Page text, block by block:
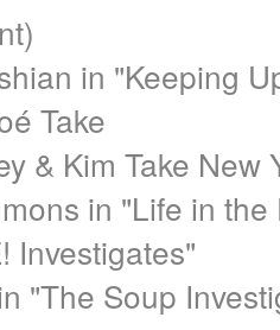
in "Keeping
Take
& Kim Take New
in "Life in
Investigates"
"The Soup